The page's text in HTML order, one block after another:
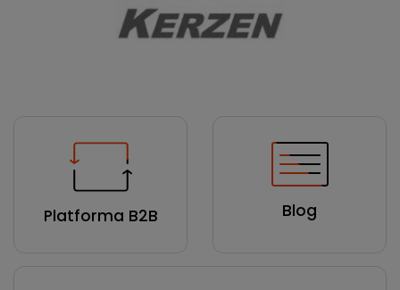
Platforma B2B Blog